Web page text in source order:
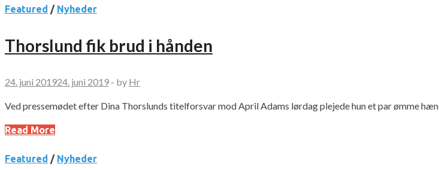
Featured / Nyheder
Thorslund fik brud i hånden
24. juni 201924. juni 2019 - by Hr
Ved pressemødet efter Dina Thorslunds titelforsvar mod April Adams lørdag plejede hun et par ømme
Read More
Featured / Nyheder